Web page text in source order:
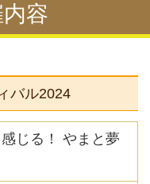
容
バル2024
感じる！ やまと夢